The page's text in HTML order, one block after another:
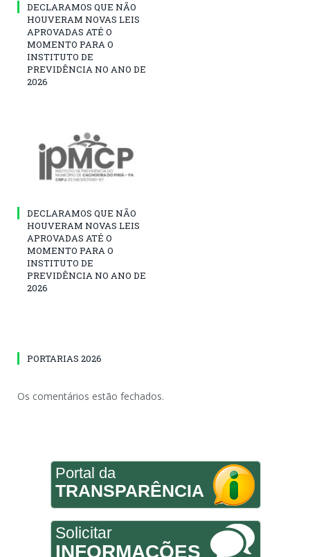
DECLARAMOS QUE NÃO
HOUVERAM NOVAS LEIS
APROVADAS ATÉ O
MOMENTO PARA O
INSTITUTO DE
PREVIDÊNCIA NO ANO DE
2026
DECLARAMOS QUE NÃO
HOUVERAM NOVAS LEIS
APROVADAS ATÉ O
MOMENTO PARA O
INSTITUTO DE
PREVIDÊNCIA NO ANO DE
2026
PORTARIAS 2026
Os comentários estão fechados.
Portal da
TRANSPARÊNCIA
Solicitar
INFORMAÇÕES